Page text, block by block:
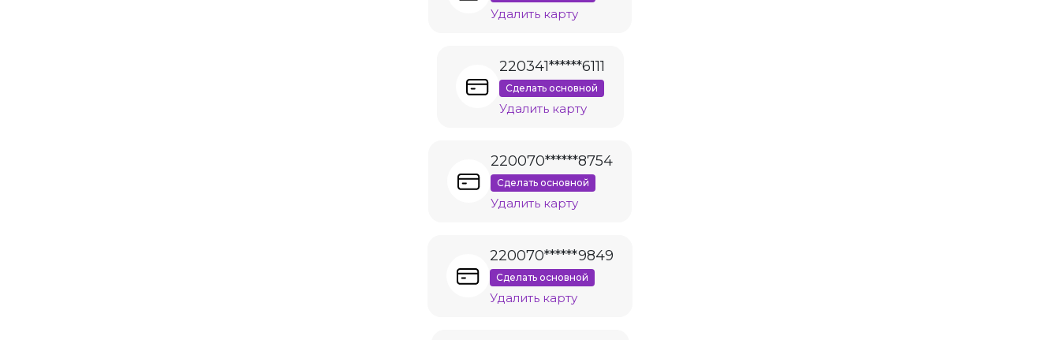
Удалить карту
220341******6111
Сделать основной
Удалить карту
220070******8754
Сделать основной
Удалить карту
220070******9849
Сделать основной
Удалить карту